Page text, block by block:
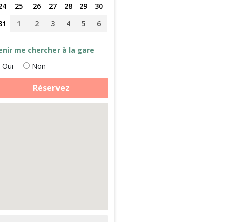
25 26 27 28 29
30
1 2 3 4 5 6
me chercher à la gare
Oui
Non
Réservez